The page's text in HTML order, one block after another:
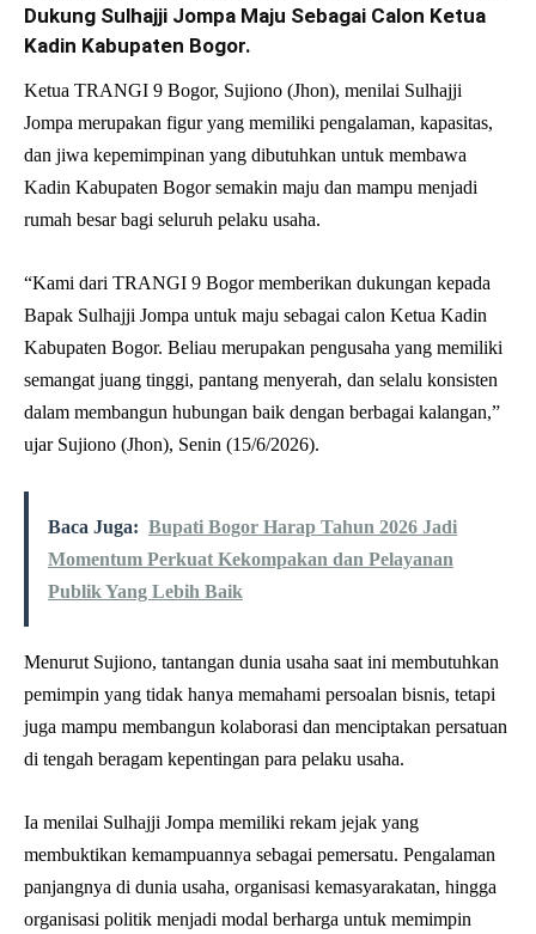
Dukung Sulhajji Jompa Maju Sebagai Calon Ketua
Kadin Kabupaten Bogor.
Ketua TRANGI 9 Bogor, Sujiono (Jhon), menilai Sulhajji
Jompa merupakan figur yang memiliki pengalaman, kapasitas,
dan jiwa kepemimpinan yang dibutuhkan untuk membawa
Kadin Kabupaten Bogor semakin maju dan mampu menjadi
rumah besar bagi seluruh pelaku usaha.
“Kami dari TRANGI 9 Bogor memberikan dukungan kepada
Bapak Sulhajji Jompa untuk maju sebagai calon Ketua Kadin
Kabupaten Bogor. Beliau merupakan pengusaha yang memiliki
semangat juang tinggi, pantang menyerah, dan selalu konsisten
dalam membangun hubungan baik dengan berbagai kalangan,”
ujar Sujiono (Jhon), Senin (15/6/2026).
Baca Juga: Bupati Bogor Harap Tahun 2026 Jadi
Momentum Perkuat Kekompakan dan Pelayanan
Publik Yang Lebih Baik
Menurut Sujiono, tantangan dunia usaha saat ini membutuhkan
pemimpin yang tidak hanya memahami persoalan bisnis, tetapi
juga mampu membangun kolaborasi dan menciptakan persatuan
di tengah beragam kepentingan para pelaku usaha.
Ia menilai Sulhajji Jompa memiliki rekam jejak yang
membuktikan kemampuannya sebagai pemersatu. Pengalaman
panjangnya di dunia usaha, organisasi kemasyarakatan, hingga
organisasi politik menjadi modal berharga untuk memimpin